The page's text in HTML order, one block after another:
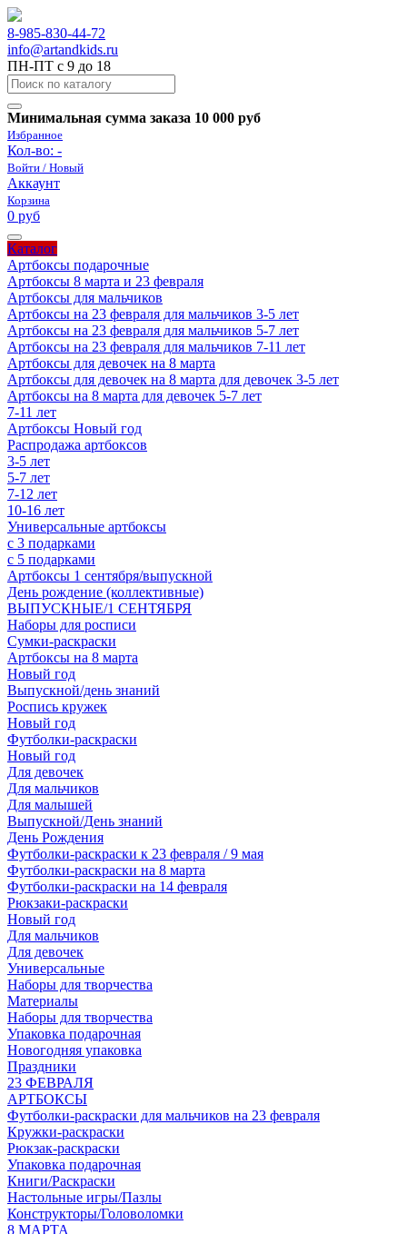
8-985-830-44-72
info@artandkids.ru
ПН-ПТ с 9 до 18
Минимальная сумма заказа 10 000 руб
Избранное
Кол-во: -
Войти / Новый
Аккаунт
Корзина
0 руб
Каталог
Артбоксы подарочные
Артбоксы 8 марта и 23 февраля
Артбоксы для мальчиков
Артбоксы на 23 февраля для мальчиков 3-5 лет
Артбоксы на 23 февраля для мальчиков 5-7 лет
Артбоксы на 23 февраля для мальчиков 7-11 лет
Артбоксы для девочек на 8 марта
Артбоксы для девочек на 8 марта для девочек 3-5 лет
Артбоксы на 8 марта для девочек 5-7 лет
7-11 лет
Артбоксы Новый год
Распродажа артбоксов
3-5 лет
5-7 лет
7-12 лет
10-16 лет
Универсальные артбоксы
с 3 подарками
с 5 подарками
Артбоксы 1 сентября/выпускной
День рождение (коллективные)
ВЫПУСКНЫЕ/1 СЕНТЯБРЯ
Наборы для росписи
Сумки-раскраски
Артбоксы на 8 марта
Новый год
Выпускной/день знаний
Роспись кружек
Новый год
Футболки-раскраски
Новый год
Для девочек
Для мальчиков
Для малышей
Выпускной/День знаний
День Рождения
Футболки-раскраски к 23 февраля / 9 мая
Футболки-раскраски на 8 марта
Футболки-раскраски на 14 февраля
Рюкзаки-раскраски
Новый год
Для мальчиков
Для девочек
Универсальные
Наборы для творчества
Материалы
Наборы для творчества
Упаковка подарочная
Новогодняя упаковка
Праздники
23 ФЕВРАЛЯ
АРТБОКСЫ
Футболки-раскраски для мальчиков на 23 февраля
Кружки-раскраски
Рюкзак-раскраски
Упаковка подарочная
Книги/Раскраски
Настольные игры/Пазлы
Конструкторы/Головоломки
8 МАРТА